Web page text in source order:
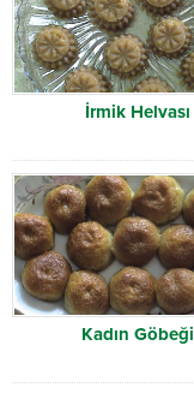
İrmik Helvası
Kadın Göbeği